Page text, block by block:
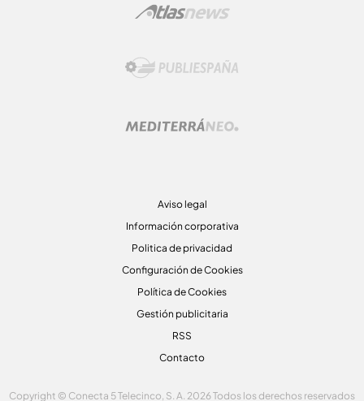
Aviso legal
Información corporativa
Politica de privacidad
Configuración de Cookies
Política de Cookies
Gestión publicitaria
RSS
Contacto
Copyright © Conecta 5 Telecinco, S. A. 2026 Todos los derechos reservados